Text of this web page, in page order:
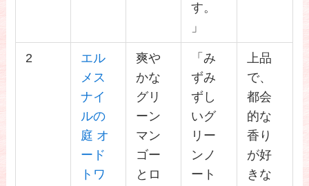
す。
」
2
エル
メス
ナイ
ルの
庭 オ
ード
トワ
爽や
かな
グリ
ーン
マン
ゴー
とロ
「み
ずみ
ずし
いグ
リー
ンノ
ート
上品
で、
都会
的な
香り
が好
きな